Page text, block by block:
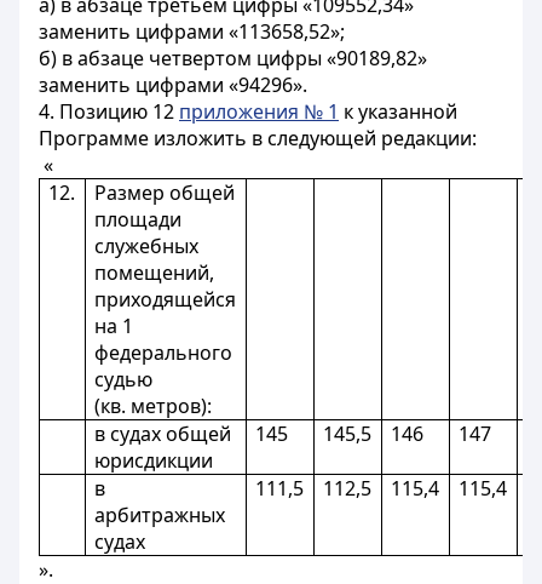
заменить цифрами «113658,52»;
б) в абзаце четвертом цифры «90189,82»
заменить цифрами «94296».
4. Позицию 12 приложения № 1 к указанной
Программе изложить в следующей редакции:
«
12.
Размер общей
площади
служебных
помещений,
приходящейся
на 1
федерального
судью
(кв. метров):
в судах общей
юрисдикции
145 145,5 146 147
в
арбитражных
судах
111,5 112,5 115,4 115,4
».